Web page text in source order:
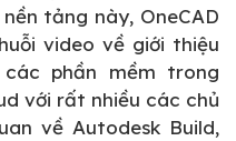
tảng này, OneCAD
video về giới thiệu
phần mềm trong
với rất nhiều các chủ
về Autodesk Build,